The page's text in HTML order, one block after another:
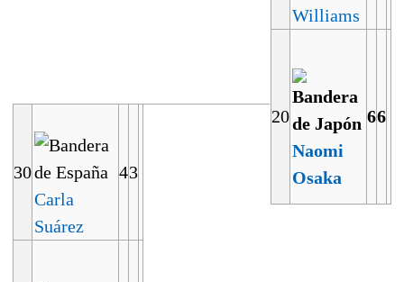
Williams
20
Naomi
Osaka
66
30
Carla
Suárez
43